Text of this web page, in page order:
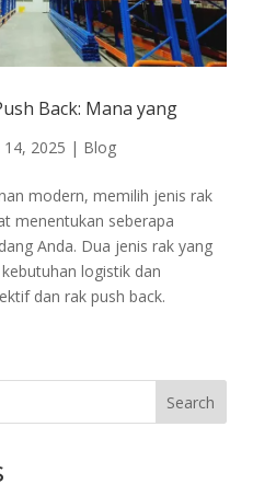
Back: Mana yang
14, 2025 | Blog
modern, memilih jenis rak
menentukan seberapa
Anda. Dua jenis rak yang
logistik dan
dan rak push back.
Search